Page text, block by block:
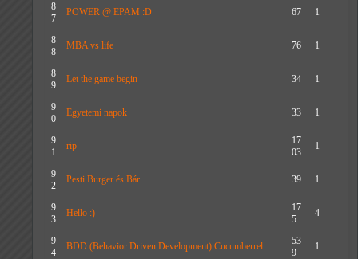
8
7
POWER @ EPAM :D 67 1
8
8
MBA vs life 76 1
8
9
Let the game begin 34 1
9
0
Egyetemi napok 33 1
9
1
rip
17
03
1
9
2
Pesti Burger és Bár 39 1
9
3
Hello :)
17
5
4
9
4
BDD (Behavior Driven Development) Cucumberrel
53
9
1